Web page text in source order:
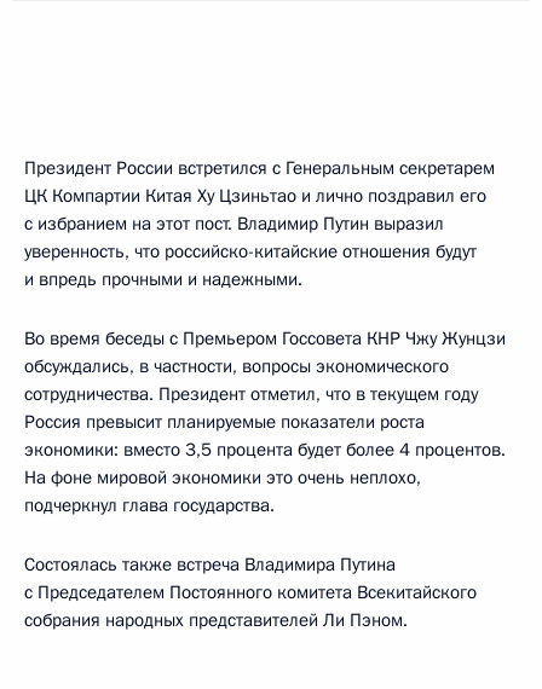
Президент России встретился с Генеральным секретарем
ЦК Компартии Китая Ху Цзиньтао и лично поздравил его
с избранием на этот пост. Владимир Путин выразил
уверенность, что российско-китайские отношения будут
и впредь прочными и надежными.
Во время беседы с Премьером Госсовета КНР Чжу Жунцзи
обсуждались, в частности, вопросы экономического
сотрудничества. Президент отметил, что в текущем году
Россия превысит планируемые показатели роста
экономики: вместо 3,5 процента будет более 4 процентов.
На фоне мировой экономики это очень неплохо,
подчеркнул глава государства.
Состоялась также встреча Владимира Путина
с Председателем Постоянного комитета Всекитайского
собрания народных представителей Ли Пэном.